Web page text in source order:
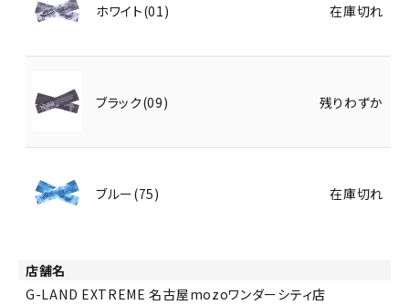
ホワイト(01) 在庫切れ
ブラック(09) 残りわずか
ブルー(75) 在庫切れ
店舗名
G-LAND EXTREME 名古屋mozoワンダーシティ店